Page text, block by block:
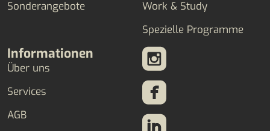
Sonderangebote
Work & Study
Spezielle Programme
Informationen
Über uns
Services
AGB